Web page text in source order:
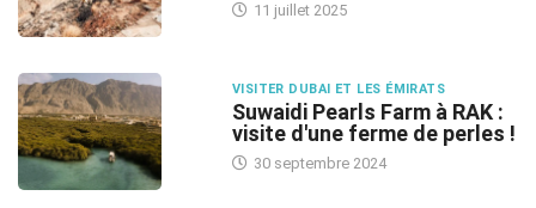
11 juillet 2025
VISITER DUBAI ET LES ÉMIRATS
Suwaidi Pearls Farm à RAK :
visite d'une ferme de perles !
30 septembre 2024